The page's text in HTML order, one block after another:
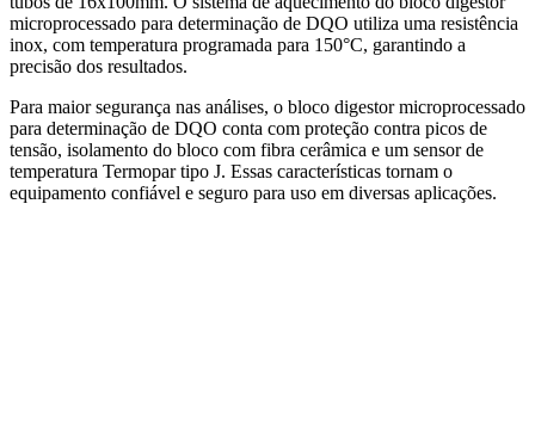
microprocessado para determinação de DQO utiliza uma resistência
inox, com temperatura programada para 150°C, garantindo a
precisão dos resultados.
Para maior segurança nas análises, o bloco digestor microprocessado
para determinação de DQO conta com proteção contra picos de
tensão, isolamento do bloco com fibra cerâmica e um sensor de
temperatura Termopar tipo J. Essas características tornam o
equipamento confiável e seguro para uso em diversas aplicações.